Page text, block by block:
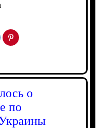
о
по